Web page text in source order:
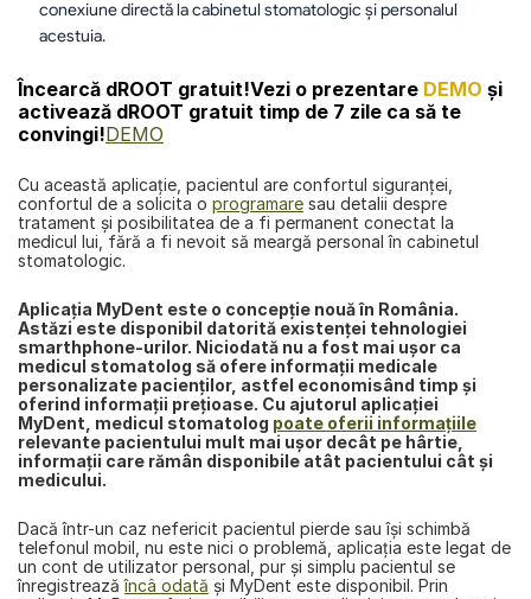
conexiune directă la cabinetul stomatologic şi personalul
acestuia.
Încearcă dROOT gratuit!Vezi o prezentare DEMO și
activează dROOT gratuit timp de 7 zile ca să te
convingi!DEMO
Cu această aplicaţie, pacientul are confortul siguranţei,
confortul de a solicita o programare sau detalii despre
tratament și posibilitatea de a fi permanent conectat la
medicul lui, fără a fi nevoit să meargă personal în cabinetul
stomatologic.
Aplicaţia MyDent este o concepţie nouă în România.
Astăzi este disponibil datorită existenţei tehnologiei
smarthphone-urilor. Niciodată nu a fost mai uşor ca
medicul stomatolog să ofere informaţii medicale
personalizate pacienţilor, astfel economisând timp şi
oferind informaţii preţioase. Cu ajutorul aplicaţiei
MyDent, medicul stomatolog poate oferii informaţiile
relevante pacientului mult mai uşor decât pe hârtie,
informaţii care rămân disponibile atât pacientului cât şi
medicului.
Dacă într-un caz nefericit pacientul pierde sau îşi schimbă
telefonul mobil, nu este nici o problemă, aplicaţia este legat de
un cont de utilizator personal, pur şi simplu pacientul se
înregistrează încâ odată şi MyDent este disponibil. Prin